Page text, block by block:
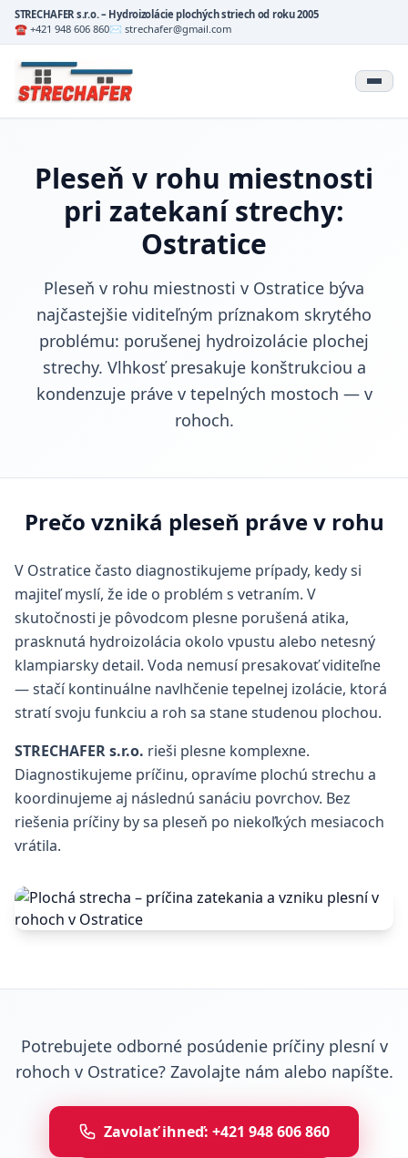
STRECHAFER s.r.o. – Hydroizolácie plochých striech od roku 2005
☎ +421 948 606 860✉ strechafer@gmail.com
Pleseň v rohu miestnosti
pri zatekaní strechy:
Ostratice
Pleseň v rohu miestnosti v Ostratice býva
najčastejšie viditeľným príznakom skrytého
problému: porušenej hydroizolácie plochej
strechy. Vlhkosť presakuje konštrukciou a
kondenzuje práve v tepelných mostoch — v
rohoch.
Prečo vzniká pleseň práve v rohu
V Ostratice často diagnostikujeme prípady, kedy si
majiteľ myslí, že ide o problém s vetraním. V
skutočnosti je pôvodcom plesne porušená atika,
prasknutá hydroizolácia okolo vpustu alebo netesný
klampiarsky detail. Voda nemusí presakovať viditeľne
— stačí kontinuálne navlhčenie tepelnej izolácie, ktorá
stratí svoju funkciu a roh sa stane studenou plochou.
STRECHAFER s.r.o. rieši plesne komplexne.
Diagnostikujeme príčinu, opravíme plochú strechu a
koordinujeme aj následnú sanáciu povrchov. Bez
riešenia príčiny by sa pleseň po niekoľkých mesiacoch
vrátila.
Potrebujete odborné posúdenie príčiny plesní v
rohoch v Ostratice? Zavolajte nám alebo napíšte.
Zavolať ihneď: +421 948 606 860